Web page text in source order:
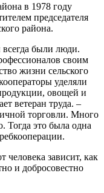
в 1978 году
председателя
района.
были люди.
своим
жизни сельского
уделяли
овощей и
ветеран труда. –
торговли. Много
Тогда это была одна
человека зависит, как
и добросовестно